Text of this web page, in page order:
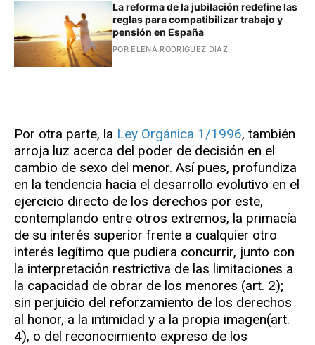
La reforma de la jubilación redefine las
reglas para compatibilizar trabajo y
pensión en España
POR ELENA RODRIGUEZ DIAZ
Por otra parte, la Ley Orgánica 1/1996, también
arroja luz acerca del poder de decisión en el
cambio de sexo del menor. Así pues, profundiza
en la tendencia hacia el desarrollo evolutivo en el
ejercicio directo de los derechos por este,
contemplando entre otros extremos, la primacía
de su interés superior frente a cualquier otro
interés legítimo que pudiera concurrir, junto con
la interpretación restrictiva de las limitaciones a
la capacidad de obrar de los menores (art. 2);
sin perjuicio del reforzamiento de los derechos
al honor, a la intimidad y a la propia imagen(art.
4), o del reconocimiento expreso de los